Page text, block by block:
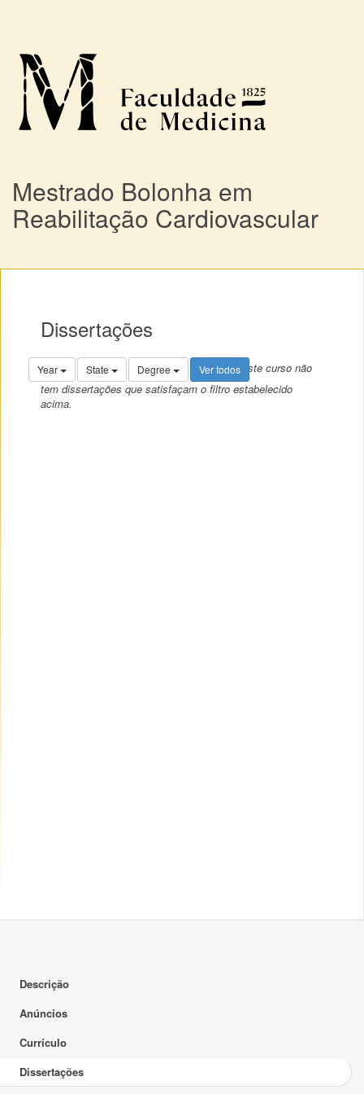
Mestrado Bolonha em
Reabilitação Cardiovascular
Dissertações
Year State Degree Ver todos Este curso não
tem dissertações que satisfaçam o filtro estabelecido
acima.
Descrição
Anúncios
Currículo
Dissertações